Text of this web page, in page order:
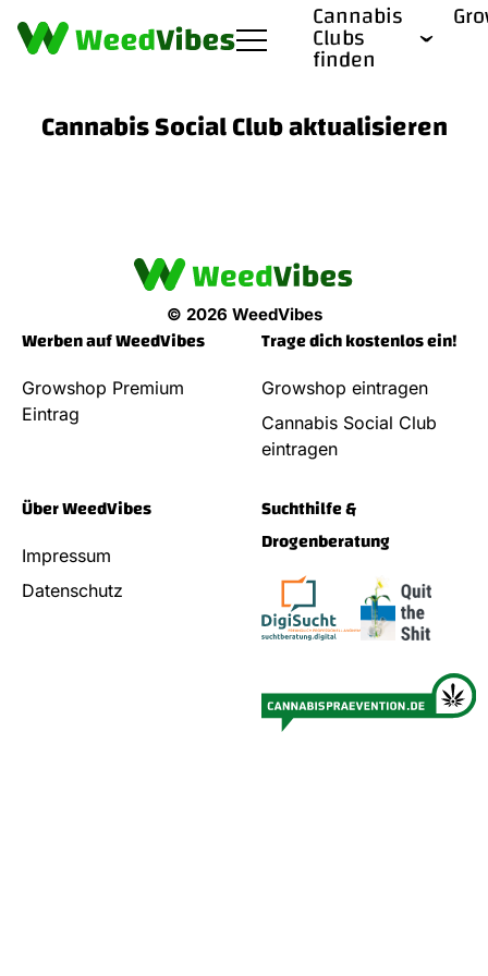
Cannabis
Clubs
finden
Cannabis Social Club aktualisieren
© 2026 WeedVibes
Werben auf WeedVibes
Growshop Premium
Eintrag
Trage dich kostenlos ein!
Growshop eintragen
Cannabis Social Club
eintragen
Über WeedVibes
Impressum
Datenschutz
Suchthilfe &
Drogenberatung